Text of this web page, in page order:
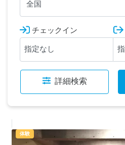
全国
チェックイン
詳細検索
体験